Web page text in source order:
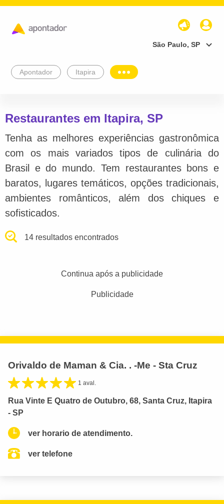
São Paulo, SP
Apontador Itapira
Restaurantes em Itapira, SP
Tenha as melhores experiências gastronômica
com os mais variados tipos de culinária do
Brasil e do mundo. Tem restaurantes bons e
baratos, lugares temáticos, opções tradicionais,
ambientes românticos, além dos chiques e
sofisticados.
14 resultados encontrados
Continua após a publicidade
Publicidade
Orivaldo de Maman & Cia. . -Me - Sta Cruz
1 aval.
Rua Vinte E Quatro de Outubro, 68, Santa Cruz, Itapira
- SP
ver horario de atendimento.
ver telefone